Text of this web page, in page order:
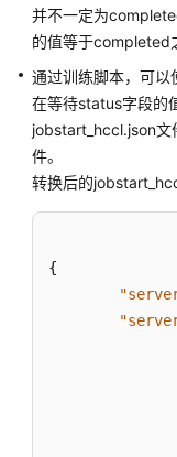
训
的
代
码
开
定
义
并不一定为
的值等于completed
通过训练脚本，可以
在等待status字段的
jobstart_hccl.json文
件。
转换后的
{